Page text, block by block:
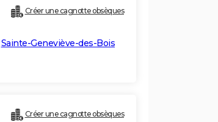
Créer une cagnotte obsèques
Sainte-Geneviève-des-Bois
Créer une cagnotte obsèques